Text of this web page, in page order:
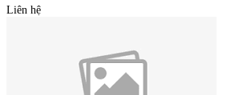
Liên hệ